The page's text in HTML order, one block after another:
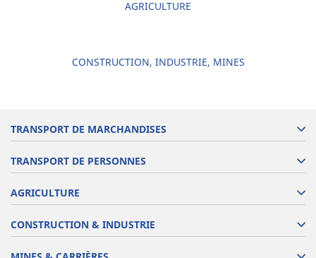
AGRICULTURE
CONSTRUCTION, INDUSTRIE, MINES
TRANSPORT DE MARCHANDISES
TRANSPORT DE PERSONNES
AGRICULTURE
CONSTRUCTION & INDUSTRIE